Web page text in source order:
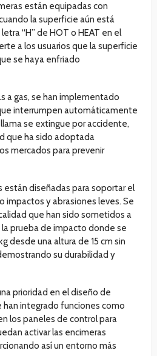
están equipadas con
la superficie aún está
“H” de HOT o HEAT en el
a los usuarios que la superficie
se haya enfriado
a gas, se han implementado
interrumpen automáticamente
se extingue por accidente,
que ha sido adoptada
mercados para prevenir
están diseñadas para soportar el
impactos y abrasiones leves. Se
que han sido sometidos a
prueba de impacto donde se
desde una altura de 15 cm sin
su durabilidad y
prioridad en el diseño de
han integrado funciones como
los paneles de control para
activar las encimeras
así un entorno más